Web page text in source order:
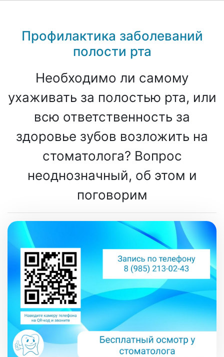
Профилактика заболеваний
полости рта
Необходимо ли самому
ухаживать за полостью рта, или
всю ответственность за
здоровье зубов возложить на
стоматолога? Вопрос
неоднозначный, об этом и
поговорим